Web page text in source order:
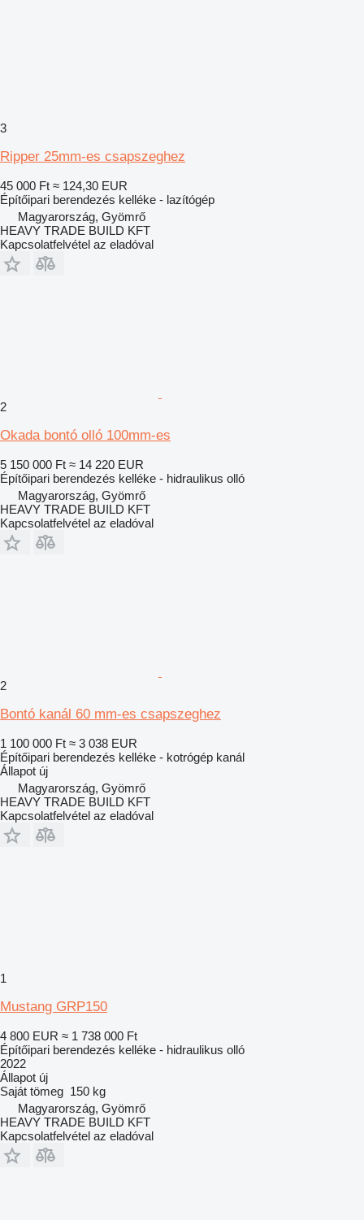
3
Ripper 25mm-es csapszeghez
45 000 Ft ≈ 124,30 EUR
Építőipari berendezés kelléke - lazítógép
Magyarország, Gyömrő
HEAVY TRADE BUILD KFT
Kapcsolatfelvétel az eladóval
2
Okada bontó olló 100mm-es
5 150 000 Ft ≈ 14 220 EUR
Építőipari berendezés kelléke - hidraulikus olló
Magyarország, Gyömrő
HEAVY TRADE BUILD KFT
Kapcsolatfelvétel az eladóval
2
Bontó kanál 60 mm-es csapszeghez
1 100 000 Ft ≈ 3 038 EUR
Építőipari berendezés kelléke - kotrógép kanál
Állapot új
Magyarország, Gyömrő
HEAVY TRADE BUILD KFT
Kapcsolatfelvétel az eladóval
1
Mustang GRP150
4 800 EUR ≈ 1 738 000 Ft
Építőipari berendezés kelléke - hidraulikus olló
2022
Állapot új
Saját tömeg 150 kg
Magyarország, Gyömrő
HEAVY TRADE BUILD KFT
Kapcsolatfelvétel az eladóval